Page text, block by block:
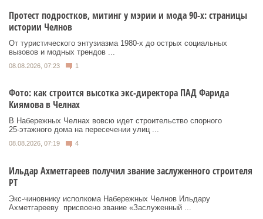
Протест подростков, митинг у мэрии и мода 90-х: страницы
истории Челнов
От туристического энтузиазма 1980‑х до острых социальных
вызовов и модных трендов ...
08.08.2026, 07:23 1
Фото: как строится высотка экс-директора ПАД Фарида
Киямова в Челнах
В Набережных Челнах вовсю идет строительство спорного
25‑этажного дома на пересечении улиц ...
08.08.2026, 07:19 4
Ильдар Ахметгареев получил звание заслуженного строителя
РТ
Экс‑чиновнику исполкома Набережных Челнов Ильдару
Ахметгарееву присвоено звание «Заслуженный ...